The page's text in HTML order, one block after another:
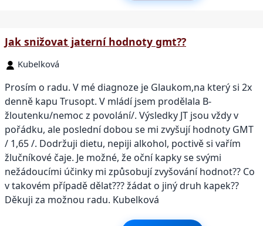
Jak snižovat jaterní hodnoty gmt??
Kubelková
Prosím o radu. V mé diagnoze je Glaukom,na který si 2x
denně kapu Trusopt. V mládí jsem prodělala B-
žloutenku/nemoc z povolání/. Výsledky JT jsou vždy v
pořádku, ale poslední dobou se mi zvyšují hodnoty GMT
/ 1,65 /. Dodržuji dietu, nepiji alkohol, poctivě si vařím
žlučníkové čaje. Je možné, že oční kapky se svými
nežádoucími účinky mi způsobují zvyšování hodnot?? Co
v takovém případě dělat??? žádat o jiný druh kapek??
Děkuji za možnou radu. Kubelková